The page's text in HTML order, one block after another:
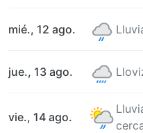
mié., 12 ago.
jue., 13 ago.
vie., 14 ago.